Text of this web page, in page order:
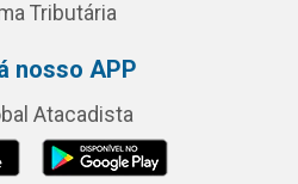
Tributária
nosso APP
Atacadista